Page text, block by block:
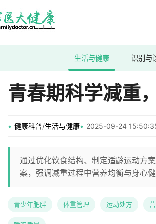
生活与健康 识别与
青春期科学减重
健康科普/生活与健康 2025-09-24
通过优化饮食结构、制定适龄运动方
案，强调减重过程中营养均衡与身心
青少年肥胖 体重管理 运动处方